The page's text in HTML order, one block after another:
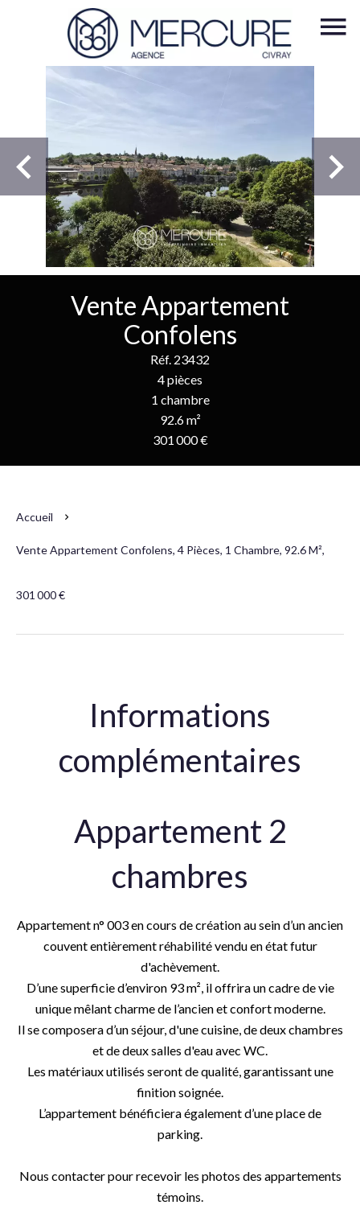
Vente Appartement
Confolens
Réf. 23432
4 pièces
1 chambre
92.6 m²
301 000 €
Accueil
Vente Appartement Confolens, 4 Pièces, 1 Chambre, 92.6 M²,
301 000 €
Informations
complémentaires
Appartement 2
chambres
Appartement n° 003 en cours de création au sein d’un ancien
couvent entièrement réhabilité vendu en état futur
d'achèvement.
D’une superficie d’environ 93 m², il offrira un cadre de vie
unique mêlant charme de l’ancien et confort moderne.
Il se composera d’un séjour, d'une cuisine, de deux chambres
et de deux salles d'eau avec WC.
Les matériaux utilisés seront de qualité, garantissant une
finition soignée.
L’appartement bénéficiera également d’une place de
parking.
Nous contacter pour recevoir les photos des appartements
témoins.